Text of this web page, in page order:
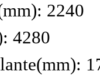
2240
4280